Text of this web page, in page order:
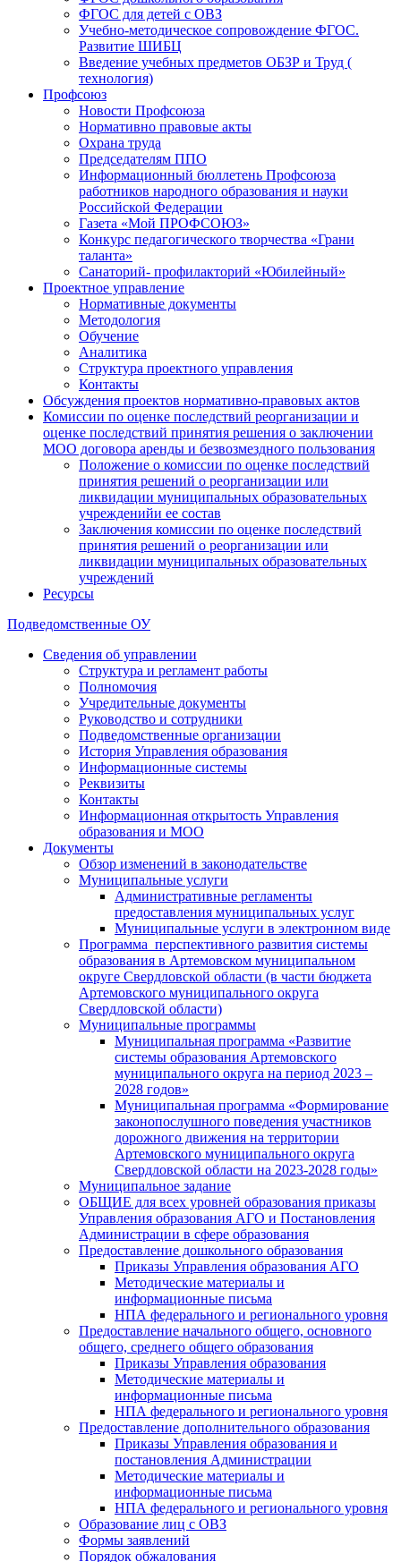
ФГОС для детей с ОВЗ
Учебно-методическое сопровождение ФГОС.
Развитие ШИБЦ
Введение учебных предметов ОБЗР и Труд (
технология)
Профсоюз
Новости Профсоюза
Нормативно правовые акты
Охрана труда
Председателям ППО
Информационный бюллетень Профсоюза
работников народного образования и науки
Российской Федерации
Газета «Мой ПРОФСОЮЗ»
Конкурс педагогического творчества «Грани
таланта»
Санаторий- профилакторий «Юбилейный»
Проектное управление
Нормативные документы
Методология
Обучение
Аналитика
Структура проектного управления
Контакты
Обсуждения проектов нормативно-правовых актов
Комиссии по оценке последствий реорганизации и
оценке последствий принятия решения о заключении
МОО договора аренды и безвозмездного пользования
Положение о комиссии по оценке последствий
принятия решений о реорганизации или
ликвидации муниципальных образовательных
учрежденийи ее состав
Заключения комиссии по оценке последствий
принятия решений о реорганизации или
ликвидации муниципальных образовательных
учреждений
Ресурсы
Подведомственные ОУ
Сведения об управлении
Структура и регламент работы
Полномочия
Учредительные документы
Руководство и сотрудники
Подведомственные организации
История Управления образования
Информационные системы
Реквизиты
Контакты
Информационная открытость Управления
образования и МОО
Документы
Обзор изменений в законодательстве
Муниципальные услуги
Административные регламенты
предоставления муниципальных услуг
Муниципальные услуги в электронном виде
Программа перспективного развития системы
образования в Артемовском муниципальном
округе Свердловской области (в части бюджета
Артемовского муниципального округа
Свердловской области)
Муниципальные программы
Муниципальная программа «Развитие
системы образования Артемовского
муниципального округа на период 2023 –
2028 годов»
Муниципальная программа «Формирование
законопослушного поведения участников
дорожного движения на территории
Артемовского муниципального округа
Свердловской области на 2023-2028 годы»
Муниципальное задание
ОБЩИЕ для всех уровней образования приказы
Управления образования АГО и Постановления
Администрации в сфере образования
Предоставление дошкольного образования
Приказы Управления образования АГО
Методические материалы и
информационные письма
НПА федерального и регионального уровня
Предоставление начального общего, основного
общего, среднего общего образования
Приказы Управления образования
Методические материалы и
информационные письма
НПА федерального и регионального уровня
Предоставление дополнительного образования
Приказы Управления образования и
постановления Администрации
Методические материалы и
информационные письма
НПА федерального и регионального уровня
Образование лиц с ОВЗ
Формы заявлений
Порядок обжалования